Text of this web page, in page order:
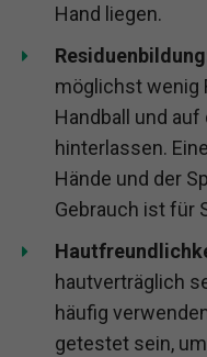
Hand liegen.
möglichst wenig
Handball und
hinterlassen.
Hände und der
Gebrauch ist für
hautverträglich
häufig
getestet sein,